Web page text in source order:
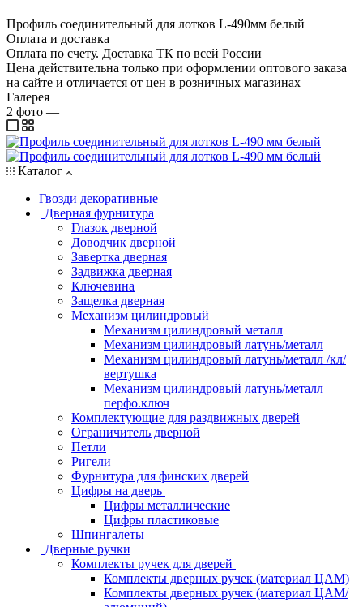
—
Профиль соединительный для лотков L-490мм белый
Оплата и доставка
Оплата по счету. Доставка ТК по всей России
Цена действительна только при оформлении оптового заказа
на сайте и отличается от цен в розничных магазинах
Галерея
2 фото —
Каталог
Гвозди декоративные
Дверная фурнитура
Глазок дверной
Доводчик дверной
Завертка дверная
Задвижка дверная
Ключевина
Защелка дверная
Механизм цилиндровый
Механизм цилиндровый металл
Механизм цилиндровый латунь/металл
Механизм цилиндровый латунь/металл /кл/
вертушка
Механизм цилиндровый латунь/металл
перфо.ключ
Комплектующие для раздвижных дверей
Ограничитель дверной
Петли
Ригели
Фурнитура для финских дверей
Цифры на дверь
Цифры металлические
Цифры пластиковые
Шпингалеты
Дверные ручки
Комплекты ручек для дверей
Комплекты дверных ручек (материал ЦАМ)
Комплекты дверных ручек (материал ЦАМ/